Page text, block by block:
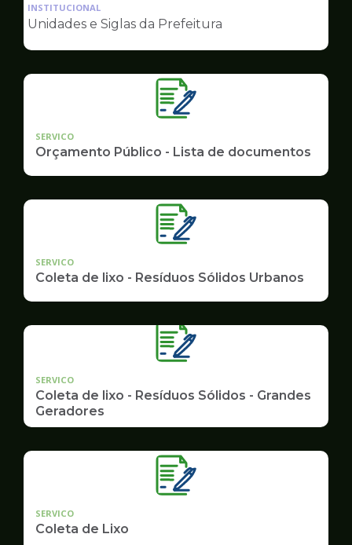
pagina
Governo
INSTITUCIONAL
Unidades e Siglas da Prefeitura
SERVICO
Orçamento Público - Lista de documentos
SERVICO
Coleta de lixo - Resíduos Sólidos Urbanos
SERVICO
Coleta de lixo - Resíduos Sólidos - Grandes
Geradores
SERVICO
Coleta de Lixo